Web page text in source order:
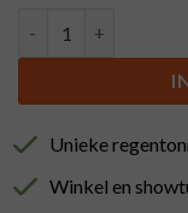
Unieke
Winkel en